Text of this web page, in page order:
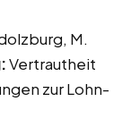
M.
Vertrautheit
zur Lohn-